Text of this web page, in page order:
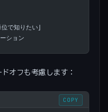
で知りたい」
ション
オフも考慮します：
COPY